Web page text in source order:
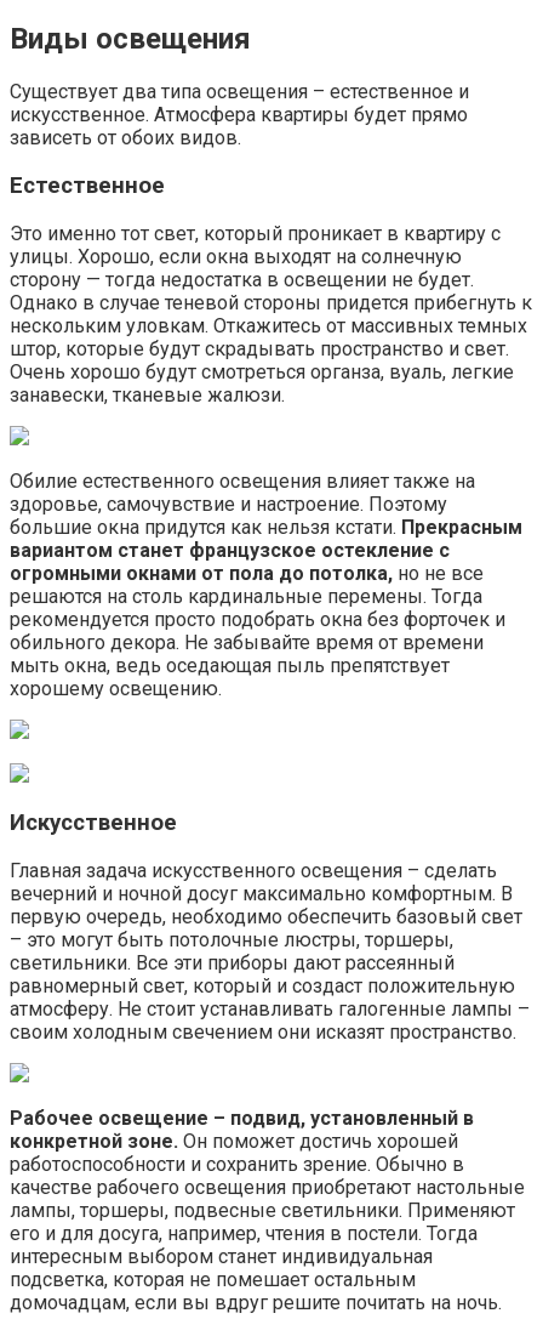
Виды освещения
Существует два типа освещения – естественное и
искусственное. Атмосфера квартиры будет прямо
зависеть от обоих видов.
Естественное
Это именно тот свет, который проникает в квартиру с
улицы. Хорошо, если окна выходят на солнечную
сторону — тогда недостатка в освещении не будет.
Однако в случае теневой стороны придется прибегнуть к
нескольким уловкам. Откажитесь от массивных темных
штор, которые будут скрадывать пространство и свет.
Очень хорошо будут смотреться органза, вуаль, легкие
занавески, тканевые жалюзи.
Обилие естественного освещения влияет также на
здоровье, самочувствие и настроение. Поэтому
большие окна придутся как нельзя кстати. Прекрасным
вариантом станет французское остекление с
огромными окнами от пола до потолка, но не все
решаются на столь кардинальные перемены. Тогда
рекомендуется просто подобрать окна без форточек и
обильного декора. Не забывайте время от времени
мыть окна, ведь оседающая пыль препятствует
хорошему освещению.
Искусственное
Главная задача искусственного освещения – сделать
вечерний и ночной досуг максимально комфортным. В
первую очередь, необходимо обеспечить базовый свет
– это могут быть потолочные люстры, торшеры,
светильники. Все эти приборы дают рассеянный
равномерный свет, который и создаст положительную
атмосферу. Не стоит устанавливать галогенные лампы –
своим холодным свечением они исказят пространство.
Рабочее освещение – подвид, установленный в
конкретной зоне. Он поможет достичь хорошей
работоспособности и сохранить зрение. Обычно в
качестве рабочего освещения приобретают настольные
лампы, торшеры, подвесные светильники. Применяют
его и для досуга, например, чтения в постели. Тогда
интересным выбором станет индивидуальная
подсветка, которая не помешает остальным
домочадцам, если вы вдруг решите почитать на ночь.